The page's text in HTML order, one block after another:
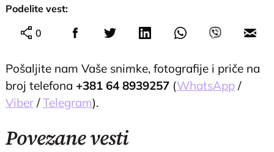
Podelite vest:
0
Pošaljite nam Vaše snimke, fotografije i priče na
broj telefona +381 64 8939257 (WhatsApp /
Viber /Telegram).
Povezane vesti